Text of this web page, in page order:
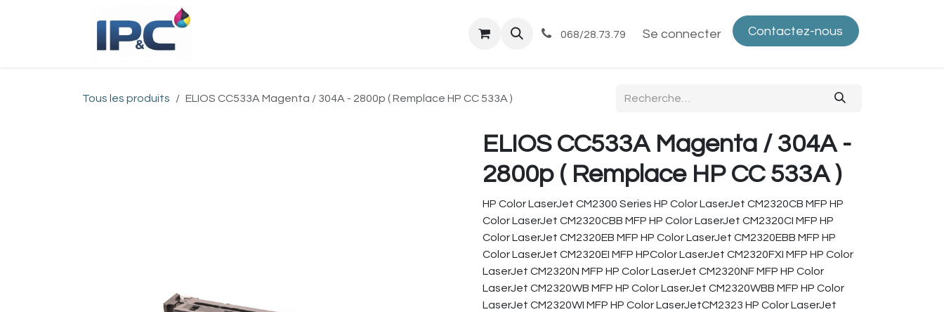
Commandes et livraisons Contactez-nous Politique de confidentialité
068/28.73.79 Se connecter Contactez-nous
Tous les produits ELIOS CC533A Magenta / 304A - 2800p ( Remplace HP CC 533A )
ELIOS CC533A Magenta / 304A -
2800p ( Remplace HP CC 533A )
HP Color LaserJet CM2300 Series HP Color LaserJet CM2320CB MFP HP
Color LaserJet CM2320CBB MFP HP Color LaserJet CM2320CI MFP HP
Color LaserJet CM2320EB MFP HP Color LaserJet CM2320EBB MFP HP
Color LaserJet CM2320EI MFP HPColor LaserJet CM2320FXI MFP HP Color
LaserJet CM2320N MFP HP Color LaserJet CM2320NF MFP HP Color
LaserJet CM2320WB MFP HP Color LaserJet CM2320WBB MFP HP Color
LaserJet CM2320WI MFP HP Color LaserJetCM2323 HP Color LaserJet